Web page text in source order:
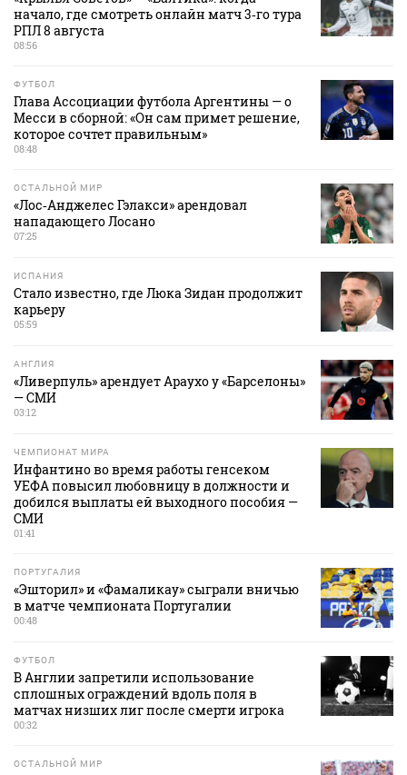
начало, где смотреть онлайн матч 3‑го тура
РПЛ 8 августа
08:56
ФУТБОЛ
Глава Ассоциации футбола Аргентины — о
Месси в сборной: «Он сам примет решение,
которое сочтет правильным»
08:48
ОСТАЛЬНОЙ МИР
«Лос‑Анджелес Гэлакси» арендовал
нападающего Лосано
07:25
ИСПАНИЯ
Стало известно, где Люка Зидан продолжит
карьеру
05:59
АНГЛИЯ
«Ливерпуль» арендует Араухо у «Барселоны»
— СМИ
03:12
ЧЕМПИОНАТ МИРА
Инфантино во время работы генсеком
УЕФА повысил любовницу в должности и
добился выплаты ей выходного пособия —
СМИ
01:41
ПОРТУГАЛИЯ
«Эшторил» и «Фамаликау» сыграли вничью
в матче чемпионата Португалии
00:48
ФУТБОЛ
В Англии запретили использование
сплошных ограждений вдоль поля в
матчах низших лиг после смерти игрока
00:32
ОСТАЛЬНОЙ МИР